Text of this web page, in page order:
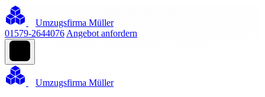
Umzugsfirma Müller
01579-2644076 Angebot anfordern
Umzugsfirma Müller